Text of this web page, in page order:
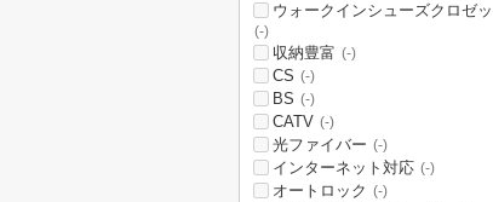
ウォークインシューズクロゼッ
(-)
収納豊富 (-)
CS (-)
BS (-)
CATV (-)
光ファイバー (-)
インターネット対応 (-)
オートロック (-)